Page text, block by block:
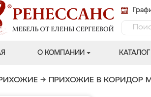
О КОМПАНИИ КАТАЛОГ
→ ПРИХОЖИЕ В КОРИДОР